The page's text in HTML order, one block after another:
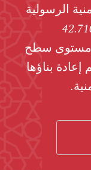
الرسولية
445 متر عن مستوى سطح
بناؤها